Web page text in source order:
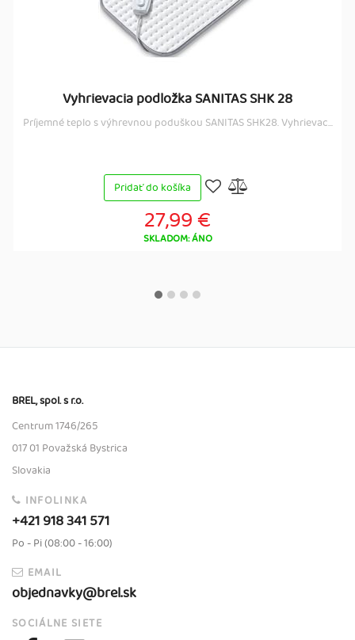
Vyhrievacia podložka SANITAS SHK 28
Príjemné teplo s výhrevnou poduškou SANITAS SHK28. Vyhrievac...
Pridať do košíka
27,99 €
SKLADOM: ÁNO
BREL, spol. s r.o.
Centrum 1746/265
017 01 Považská Bystrica
Slovakia
INFOLINKA
+421 918 341 571
Po - Pi (08:00 - 16:00)
EMAIL
objednavky@brel.sk
SOCIÁLNE SIETE